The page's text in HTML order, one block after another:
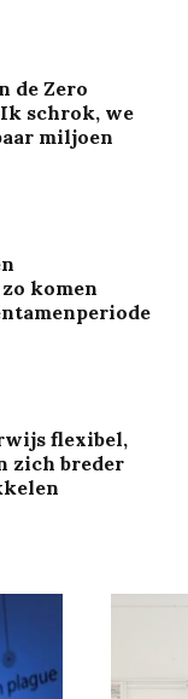
de Zero
schrok, we
miljoen
komen
flexibel,
zich breder